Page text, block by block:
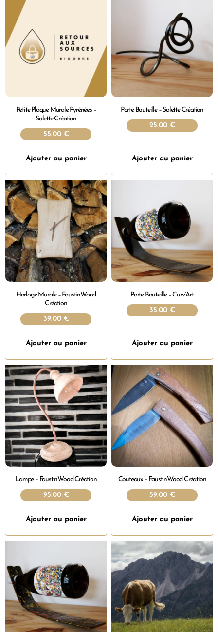
Petite Plaque Murale Pyrénées –
Salette Création
55.00 €
Ajouter au panier
Porte Bouteille – Salette Création
25.00 €
Ajouter au panier
Horloge Murale – FaustinWood
Création
39.00 €
Ajouter au panier
Porte Bouteille – Curv’Art
35.00 €
Ajouter au panier
Lampe – FaustinWood Création
95.00 €
Ajouter au panier
Couteaux – FaustinWood Création
59.00 €
Ajouter au panier